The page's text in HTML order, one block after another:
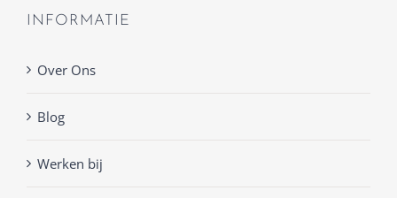
INFORMATIE
Over Ons
Blog
Werken bij